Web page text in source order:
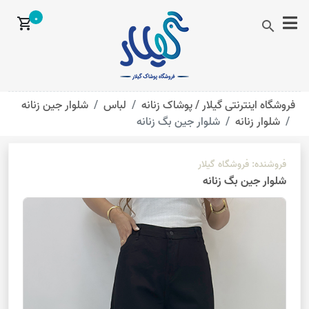
search
shopping_cart0
فروشگاه اینترنتی گیلار /پوشاک زنانه لباس
شلوار جین زنانه
شلوار زنانه
شلوار جین بگ زنانه
فروشنده: فروشگاه گیلار
شلوار جین بگ زنانه